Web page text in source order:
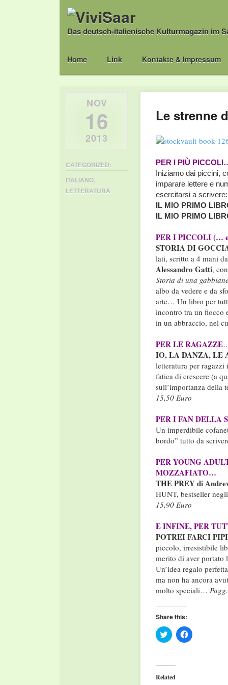
Das deutsch-italienische Kulturmagazin im
Main menu
Skip
Home Link Kontakte & Impressum
Le strenne
PER I PIÙ
Iniziamo dai piccini,
imparare lettere e
esercitarsi a scrivere:
IL MIO PRIMO
IL MIO PRIMO
PER I PICCOLI (…
STORIA DI
lati, scritto a 4 mani da
Alessandro Gatti,
Storia di una
albo da vedere e da
arte… Un libro per
incontro tra un fiocco
in un abbraccio, nel
PER LE RAGAZZE
IO, LA DANZA, LE
letteratura per
fatica di crescere (a
sull’importanza della
15,50 Euro
PER I FAN DELLA
Un imperdibile
bordo” tutto da
PER YOUNG
MOZZAFIATO…
THE PREY di
HUNT, bestseller
15,90 Euro
E INFINE, PER
POTREI FARCI
piccolo, irresistibile
merito di aver portato
Un’idea regalo
ma non ha ancora
molto speciali…
Share this:
Click
to
(Opens
in
new
Click
to
Related
NOV
16
2013
CATEGORIZED:
ITALIANO,
LETTERATURA